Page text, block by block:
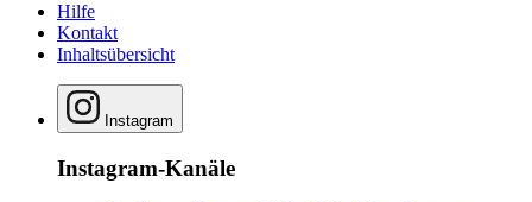
Hilfe
Kontakt
Inhaltsübersicht
Instagram
Instagram-Kanäle